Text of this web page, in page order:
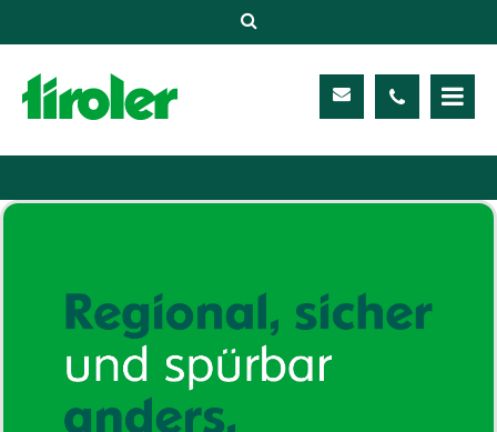
Service
Meine TIROLER
Karriere